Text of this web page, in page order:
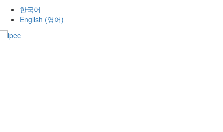
한국어
English (영어)